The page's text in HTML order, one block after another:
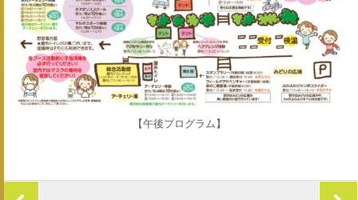
【午後プログラム】